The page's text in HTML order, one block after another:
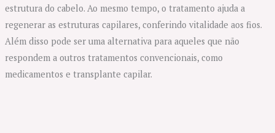
estrutura do cabelo. Ao mesmo tempo, o tratamento ajuda a
regenerar as estruturas capilares, conferindo vitalidade aos fios.
Além disso pode ser uma alternativa para aqueles que não
respondem a outros tratamentos convencionais, como
medicamentos e transplante capilar.